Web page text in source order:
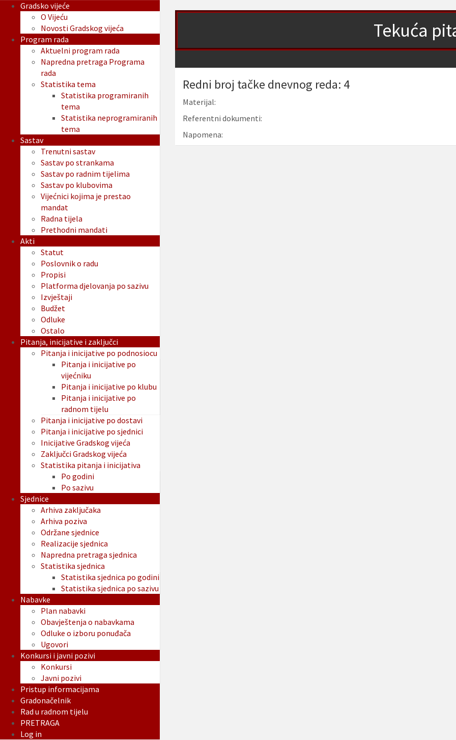
Tekuća
Redni broj tačke dnevnog reda: 4
Materijal:
Referentni dokumenti:
Napomena:
Gradsko vijeće
O Vijeću
Novosti Gradskog vijeća
Program rada
Aktuelni program rada
Napredna pretraga Programa
rada
Statistika tema
Statistika programiranih
tema
Statistika neprogramiranih
tema
Sastav
Trenutni sastav
Sastav po strankama
Sastav po radnim tijelima
Sastav po klubovima
Vijećnici kojima je prestao
mandat
Radna tijela
Prethodni mandati
Akti
Statut
Poslovnik o radu
Propisi
Platforma djelovanja po sazivu
Izvještaji
Budžet
Odluke
Ostalo
Pitanja, inicijative i zaključci
Pitanja i inicijative po podnosiocu
Pitanja i inicijative po
vijećniku
Pitanja i inicijative po klubu
Pitanja i inicijative po
radnom tijelu
Pitanja i inicijative po dostavi
Pitanja i inicijative po sjednici
Inicijative Gradskog vijeća
Zaključci Gradskog vijeća
Statistika pitanja i inicijativa
Po godini
Po sazivu
Sjednice
Arhiva zaključaka
Arhiva poziva
Održane sjednice
Realizacije sjednica
Napredna pretraga sjednica
Statistika sjednica
Statistika sjednica po godini
Statistika sjednica po sazivu
Nabavke
Plan nabavki
Obavještenja o nabavkama
Odluke o izboru ponuđača
Ugovori
Konkursi i javni pozivi
Konkursi
Javni pozivi
Pristup informacijama
Gradonačelnik
Rad u radnom tijelu
PRETRAGA
Log in